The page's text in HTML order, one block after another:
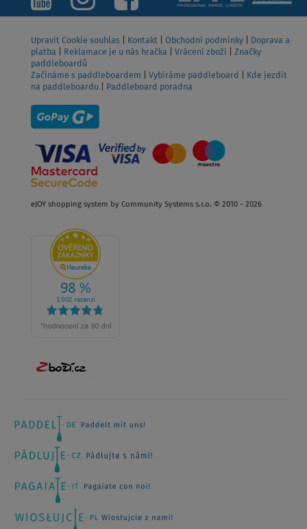
Upravit Cookie souhlas Kontakt Obchodní podmínky
Doprava a
platba
Reklamace je u nás hračka Vrácení zboží
Značky
paddleboardů
Začínáme s paddleboardem
Vybíráme paddleboard
Kde jezdit
na paddleboardu
Paddleboard poradna
eJOY shopping system by Community Systems s.r.o. © 2010 - 2026